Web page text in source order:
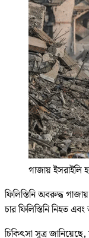
গাজায় ইসরাইলি
ফিলিস্তিনি অবরুদ্ধ
চার ফিলিস্তিনি নিহত
চিকিৎসা সূত্র